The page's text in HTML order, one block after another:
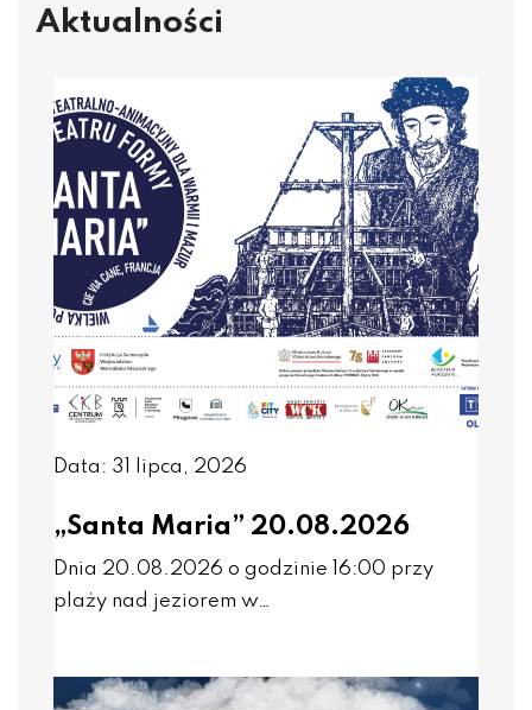
Aktualności
Data: 31 lipca, 2026
„Santa Maria” 20.08.2026
Dnia 20.08.2026 o godzinie 16:00 przy
plaży nad jeziorem w…